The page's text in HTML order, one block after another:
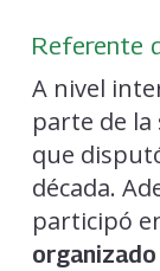
Referente
A nivel
parte de la
que
década.
participó